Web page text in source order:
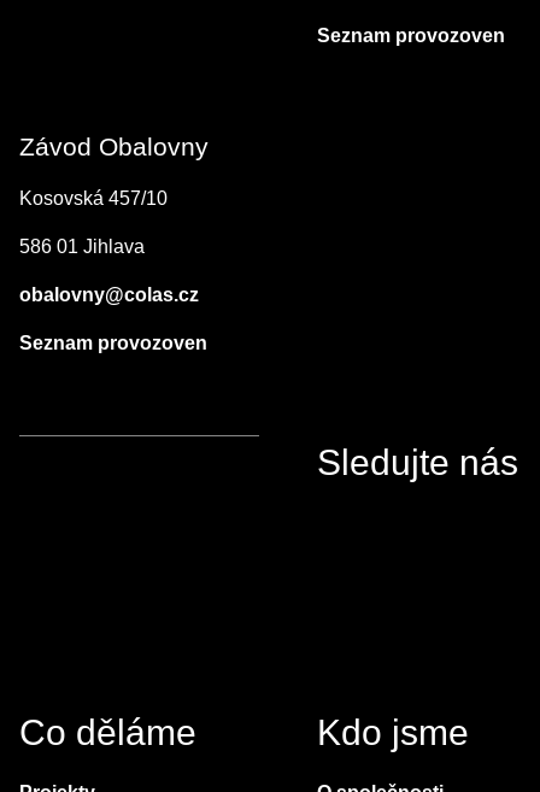
Seznam provozoven
Závod Obalovny
Kosovská 457/10
586 01 Jihlava
obalovny@colas.cz
Seznam provozoven
Sledujte nás
Co děláme Kdo jsme